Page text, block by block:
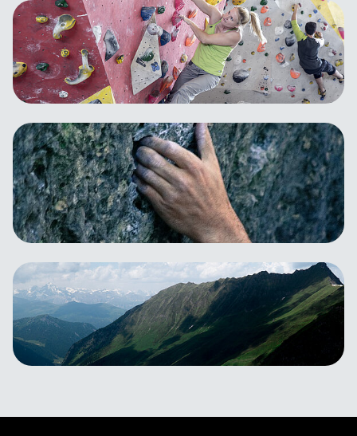
Bibliothek
Alpine Literatur, Karten &
Gebietsführer
Kletterkarten
Rabatt auf Kletterkarten und Eintritt
Klettern
Wettkampf-Kletterlizenz
Versicherungen